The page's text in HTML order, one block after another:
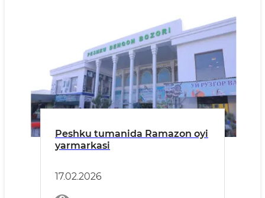
Peshku tumanida Ramazon oyi
yarmarkasi
17.02.2026